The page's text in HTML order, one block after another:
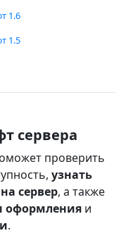
1.6
1.5
сервера
проверить
узнать
сервер, а также
оформления и
.